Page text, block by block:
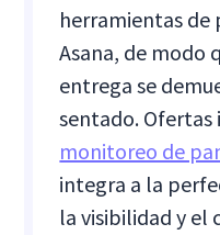
herramientas de
Asana, de modo
entrega se
sentado.
monitoreo de
integra a la
la visibilidad y el